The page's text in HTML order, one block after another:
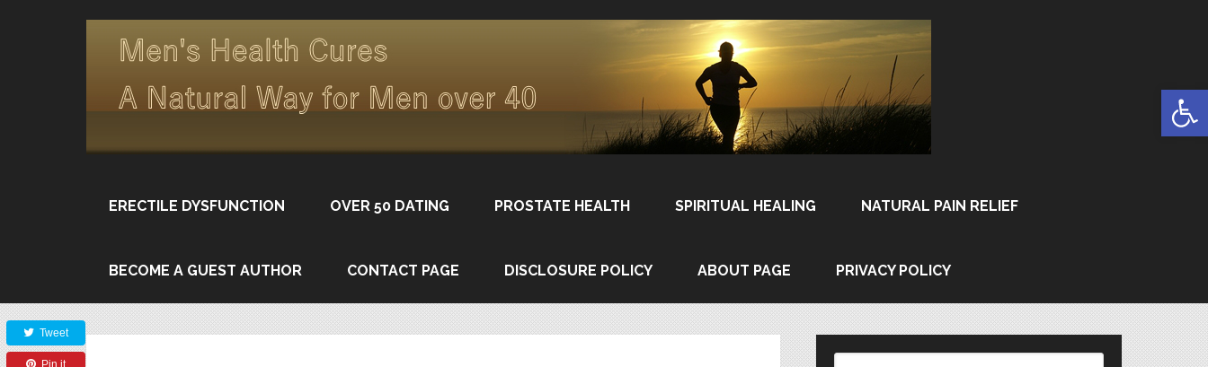
ERECTILE DYSFUNCTION OVER 50 DATING PROSTATE HEALTH SPIRITUAL HEALING NATURAL PAIN RELIEF
BECOME A GUEST AUTHOR CONTACT PAGE DISCLOSURE POLICY ABOUT PAGE PRIVACY POLICY
Tweet
Pin it